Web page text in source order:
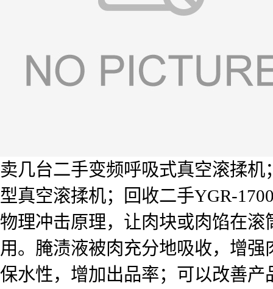
卖几台二手变频呼吸式真空滚揉机
型真空滚揉机；回收二手YGR-
物理冲击原理，让肉块或肉馅在
用。腌渍液被肉充分地吸收，增
保水性，增加出品率；可以改善